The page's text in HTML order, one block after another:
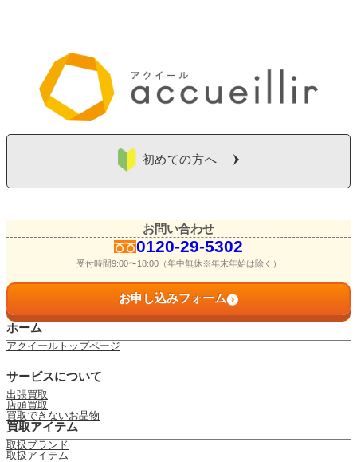
初めての方へ
お問い合わせ
0120-29-5302
受付時間9:00〜18:00（年中無休※年末年始は除く）
お申し込みフォーム
ホーム
アクイールトップページ
サービスについて
出張買取
店頭買取
買取できないお品物
買取アイテム
取扱ブランド
取扱アイテム